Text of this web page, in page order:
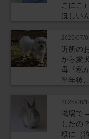
こにこ
ほしい
2025/07/
近所の
から愛
母『私
半年後…
2025/06/
職場で
したの
様に（